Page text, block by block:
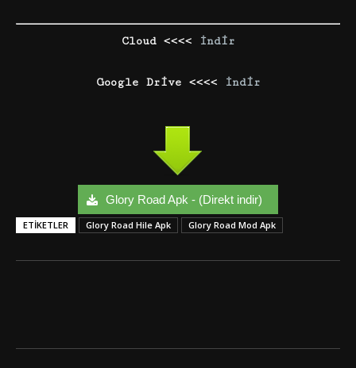
Cloud <<<< İndir
Google Drive <<<< İndir
Glory Road Apk - (Direkt indir)
ETIKETLER Glory Road Hile Apk Glory Road Mod Apk